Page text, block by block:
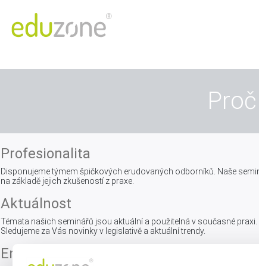
Profesionalita
Disponujeme týmem špičkových erudovaných odborníků. Naše
na základě jejich zkušeností z praxe.
Aktuálnost
Témata našich seminářů jsou aktuální a použitelná v současné
Sledujeme za Vás novinky v legislativě a aktuální trendy.
Entuziasmus